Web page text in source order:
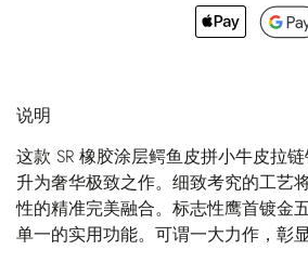
说明
这款 SR 橡胶涂层鳄鱼皮拼小牛皮拉
升为奢华极致之作。细致考究的工艺
性的精准完美融合。标志性鹰首镀金
单一的实用功能。可谓一大力作，彰